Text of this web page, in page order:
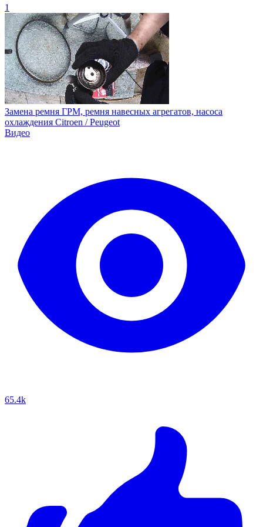
1
Замена ремня ГРМ, ремня навесных агрегатов, насоса
охлаждения Citroen / Peugeot
Видео
65.4k